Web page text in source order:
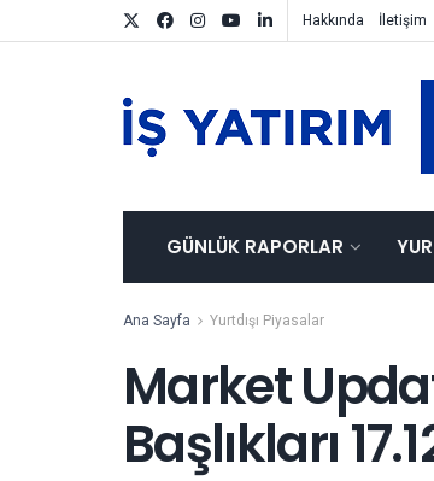
Hakkında İletişim
GÜNLÜK RAPORLAR
Ana Sayfa Yurtdışı Piyasalar
Market
Başlıkları